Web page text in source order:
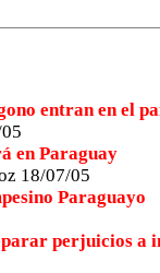
entran en el
en Paraguay
18/07/05
Paraguayo
perjuicios a